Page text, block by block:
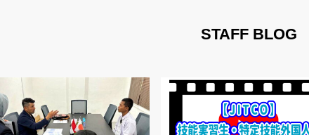
STAFF BLOG